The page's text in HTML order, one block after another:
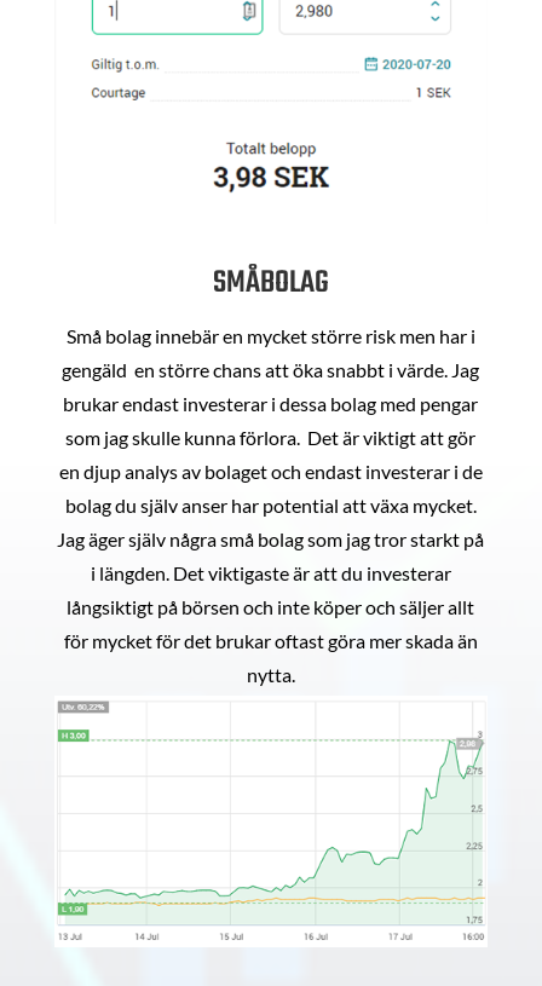
SMÅBOLAG
Små bolag innebär en mycket större risk men har i
gengäld en större chans att öka snabbt i värde. Jag
brukar endast investerar i dessa bolag med pengar
som jag skulle kunna förlora. Det är viktigt att gör
en djup analys av bolaget och endast investerar i de
bolag du själv anser har potential att växa mycket.
Jag äger själv några små bolag som jag tror starkt på
i längden. Det viktigaste är att du investerar
långsiktigt på börsen och inte köper och säljer allt
för mycket för det brukar oftast göra mer skada än
nytta.